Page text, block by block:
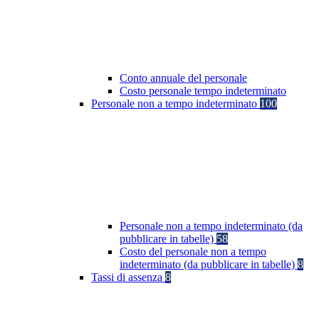
Conto annuale del personale
Costo personale tempo indeterminato
Personale non a tempo indeterminato 100
Personale non a tempo indeterminato (da
pubblicare in tabelle) 58
Costo del personale non a tempo
indeterminato (da pubblicare in tabelle) 8
Tassi di assenza 8